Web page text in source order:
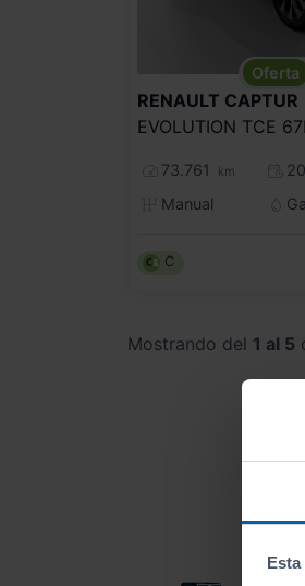
RENAULT CAPTUR
73.761 km
Manual
C
Mostrando del 1 al 5